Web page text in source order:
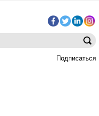
Подписаться